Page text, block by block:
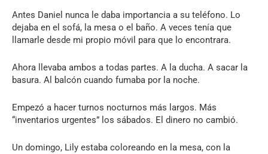
Antes Daniel nunca le daba importancia a su teléfono. Lo
dejaba en el sofá, la mesa o el baño. A veces tenía que
llamarle desde mi propio móvil para que lo encontrara.
Ahora llevaba ambos a todas partes. A la ducha. A sacar la
basura. Al balcón cuando fumaba por la noche.
Empezó a hacer turnos nocturnos más largos. Más
“inventarios urgentes” los sábados. El dinero no cambió.
Un domingo, Lily estaba coloreando en la mesa, con la